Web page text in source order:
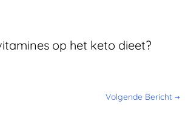
op het keto dieet?
Volgende Bericht →